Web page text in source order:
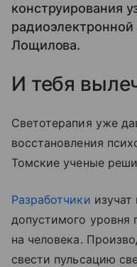
конструирования
Лощилова.
И тебя
Светотерапия уже
восстановления
Томские ученые
Разработчики
допустимого уровня
на человека.
свести пульсацию